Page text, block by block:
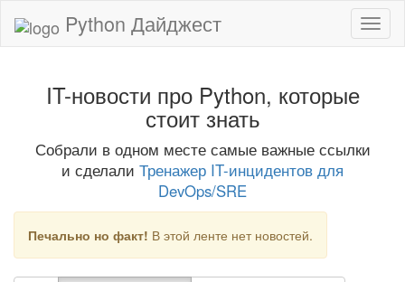
Python Дайджест
IT-новости про Python, которые
стоит знать
Собрали в одном месте самые важные ссылки
и сделали Тренажер IT-инцидентов для
DevOps/SRE
Печально но факт! В этой ленте нет новостей.